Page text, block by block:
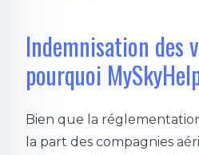
Indemnisation des
pourquoi
Bien que la
la part des compagnies